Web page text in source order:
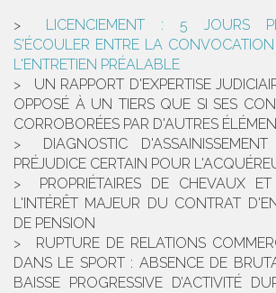
LICENCIEMENT : 5 JOURS
S'ÉCOULER ENTRE LA
L'ENTRETIEN PRÉALABLE
UN RAPPORT D'EXPERTISE
OPPOSÉ À UN TIERS QUE SI SES
CORROBORÉES PAR D'AUTRES
DIAGNOSTIC
PRÉJUDICE CERTAIN POUR
PROPRIÉTAIRES DE CHEVAUX
L'INTÉRÊT MAJEUR DU CONTRAT
DE PENSION
RUPTURE DE RELATIONS
DANS LE SPORT : ABSENCE DE
BAISSE PROGRESSIVE D’ACTIVITÉ